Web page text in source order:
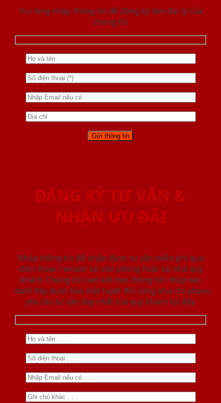
Vui lòng nhập thông tin để đăng ký làm đại lý của
chúng tôi
ĐĂNG KÝ TƯ VẤN &
NHẬN ƯU ĐÃI
Nhập thông tin để nhận được tư vấn miễn phí qua
điện thoại / email/ tại văn phòng hoặc tại nhà quý
khách. Chúng tôi cam kết mọi thông tin nhập vào
dưới đây được bảo mật tuyệt đối cũng như chỉ phục vụ
yêu cầu tư vấn duy nhất của quý khách tại đây.